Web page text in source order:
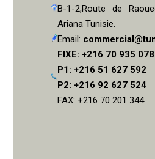
B-1-2,Route de
Ariana Tunisie.
Email:
FIXE: +216 70 935 078
P1: +216 51 627 592
P2: +216 92 627 524
FAX: +216 70 201 344